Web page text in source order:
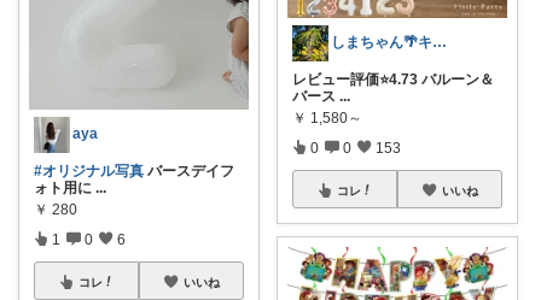
aya
#オリジナル写真 バースデイフ
ォト用に ...
￥ 280
1 0 6
コレ いいね
しまちゃん🌴キッズ向けｱｲﾃﾑ🧸
レビュー評価⭐️4.73 バルーン＆
バース ...
￥ 1,580～
0 0 153
コレ いいね